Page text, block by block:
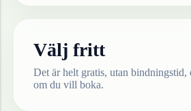
Välj fritt
Det är helt gratis, utan
om du vill boka.